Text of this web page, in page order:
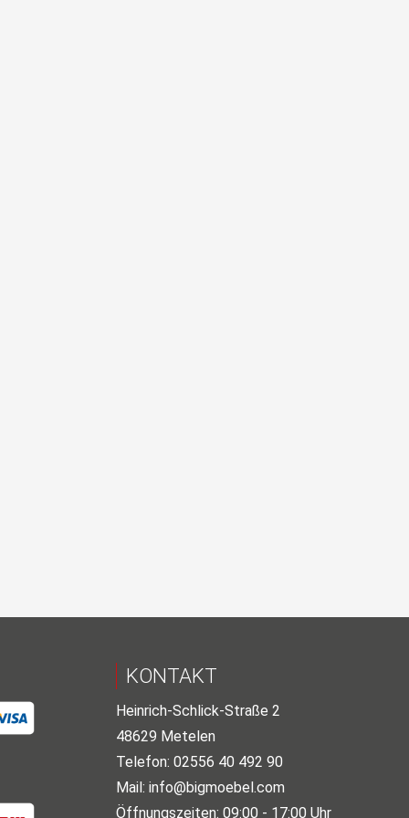
KONTAKT
Heinrich-Schlick-Straße 2
48629 Metelen
Telefon: 02556 40 492 90
Mail: info@bigmoebel.com
Öffnungszeiten: 09:00 - 17:00 Uhr